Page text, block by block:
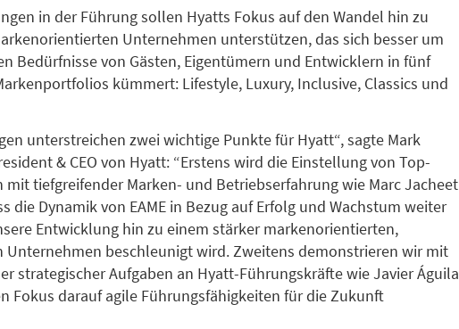
in der Führung sollen Hyatts Fokus auf den Wandel hin zu
Unternehmen unterstützen, das sich besser um
Bedürfnisse von Gästen, Eigentümern und Entwicklern in fünf
kümmert: Lifestyle, Luxury, Inclusive, Classics und
unterstreichen zwei wichtige Punkte für Hyatt“, sagte Mark
& CEO von Hyatt: “Erstens wird die Einstellung von Top-
mit tiefgreifender Marken- und Betriebserfahrung wie Marc Jacheet
die Dynamik von EAME in Bezug auf Erfolg und Wachstum weiter
Entwicklung hin zu einem stärker markenorientierten,
Unternehmen beschleunigt wird. Zweitens demonstrieren wir mit
strategischer Aufgaben an Hyatt-Führungskräfte wie Javier Águila
Fokus darauf agile Führungsfähigkeiten für die Zukunft